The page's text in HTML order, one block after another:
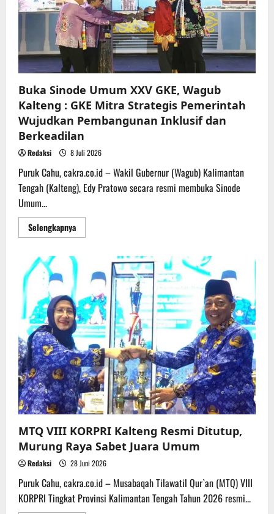
Buka Sinode Umum XXV GKE, Wagub
Kalteng : GKE Mitra Strategis Pemerintah
Wujudkan Pembangunan Inklusif dan
Berkeadilan
Redaksi 8 Juli 2026
Puruk Cahu, cakra.co.id – Wakil Gubernur (Wagub) Kalimantan
Tengah (Kalteng), Edy Pratowo secara resmi membuka Sinode
Umum...
SelengkapnyaRead
more
Sinode
Umum
XXV
GKE,
Wagub
Kalteng
:
GKE
Mitra
Strategis
Pemerintah
Wujudkan
Pembangunan
Inklusif
dan
Berkeadilan
MTQ VIII KORPRI Kalteng Resmi Ditutup,
Murung Raya Sabet Juara Umum
Redaksi 28 Juni 2026
Puruk Cahu, cakra.co.id – Musabaqah Tilawatil Qur`an (MTQ) VIII
KORPRI Tingkat Provinsi Kalimantan Tengah Tahun 2026 resmi...